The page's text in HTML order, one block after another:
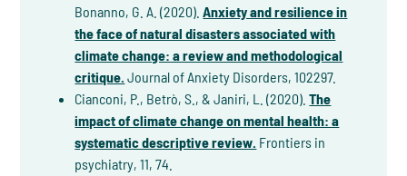
Bonanno, G. A. (2020).Anxiety and resilience in
the face of natural disasters associated with
climate change: a review and methodological
critique. Journal of Anxiety Disorders, 102297.
Cianconi, P., Betrò, S., & Janiri, L. (2020).The
impact of climate change on mental health: a
systematic descriptive review. Frontiers in
psychiatry, 11, 74.